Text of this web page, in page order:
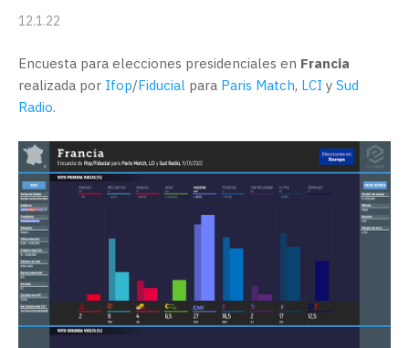
12.1.22
Encuesta para elecciones presidenciales en Francia
realizada por Ifop/Fiducial para Paris Match, LCI y Sud
Radio.